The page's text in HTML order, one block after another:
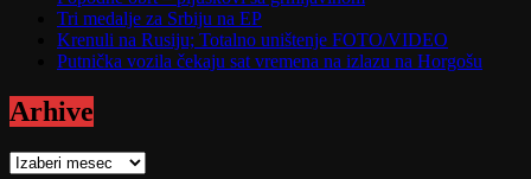
Tri medalje za Srbiju na EP
Krenuli na Rusiju; Totalno uništenje FOTO/VIDEO
Putnička vozila čekaju sat vremena na izlazu na Horgošu
Arhive
Arhive